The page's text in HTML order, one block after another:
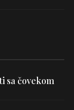
sa čovekom